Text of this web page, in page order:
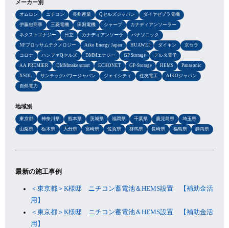
メーカー別
オムロン ニチコン 長州産業 Qセルズジャパン
ダイヤゼブラ電機
伊藤忠商事
三菱電機 田淵電機 シャープ
カナディアンソーラー
ネクストエナジー
日立 カナディアンソーラ
パナソニック
NFブロッサムテクノロジー
Aiko Energy Japan HUAWEI ダイキン
京セラ
コロナ
ハンファQセルズ DMMエナジー GP Storage
デルタ電子
AA PREMIER
DMMmake smart ECHONET GP-Storage HEMS
Panasonic
XSOL
サンテックパワージャパン ジェイシティ 住友電工
AIKOジャパン
自然電力
地域別
東京都 神奈川県 熊本県 茨城県 福岡県 千葉県 鹿児島県
埼玉県
山梨県
栃木県 大分県 宮崎県 佐賀県 群馬県 長崎県 福島県 静岡県
最新の施工事例
＜東京都＞K様邸 ニチコン蓄電池＆HEMS設置 【補助金活
用】
＜東京都＞K様邸 ニチコン蓄電池＆HEMS設置 【補助金活
用】